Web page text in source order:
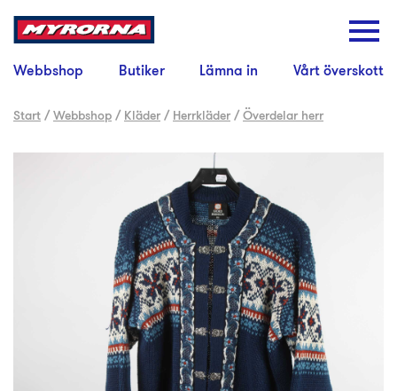
Webbshop Butiker Lämna in Vårt överskott
Start /Webbshop / Kläder / Herrkläder /Överdelar herr